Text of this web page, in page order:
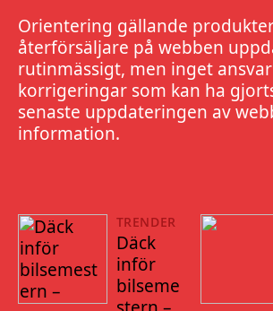
Orientering gällande
återförsäljare på webben
rutinmässigt, men inget
korrigeringar som kan ha
senaste uppdateringen av
information.
TRENDER
Däck
inför
bilseme